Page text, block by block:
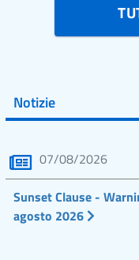
Notizie
07/08/2026
Sunset Clause -
agosto 2026